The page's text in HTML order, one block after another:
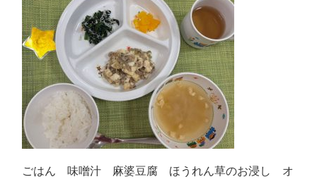
ごはん 味噌汁 麻婆豆腐 ほうれん草のお浸し オ